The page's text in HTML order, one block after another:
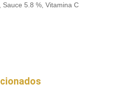
Sauce 5.8 %, Vitamina C